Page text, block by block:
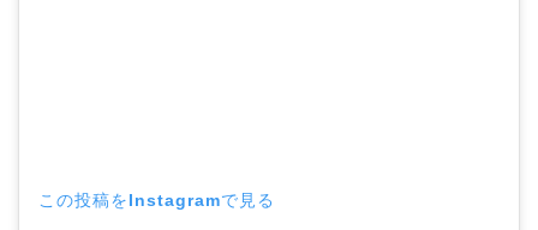
この投稿をInstagramで見る